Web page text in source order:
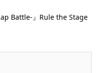
Battle-』Rule the Stage